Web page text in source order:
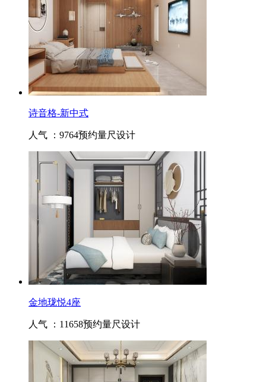
诗音格-新中式
人气 ：9764预约量尺设计
金地珑悦4座
人气 ：11658预约量尺设计